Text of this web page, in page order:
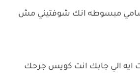
مبسوطه انك شوفتيني مش
ايه الي جابك انت كويس جرحك